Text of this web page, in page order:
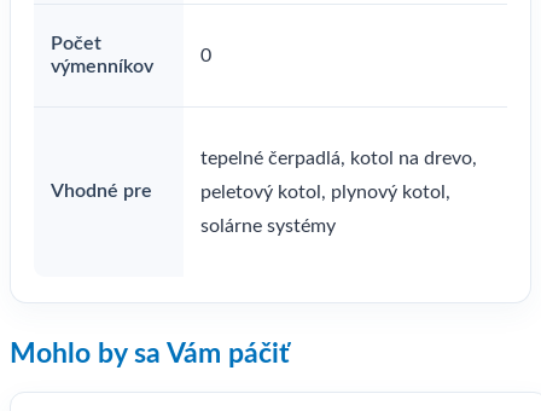
Počet
výmenníkov
0
Vhodné pre
tepelné čerpadlá, kotol na drevo,
peletový kotol, plynový kotol,
solárne systémy
Mohlo by sa Vám páčiť